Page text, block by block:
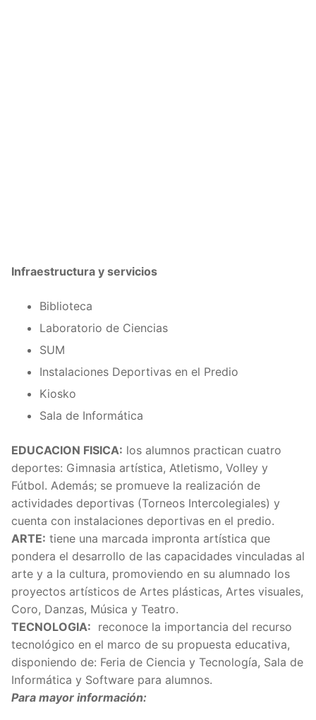
Infraestructura y servicios
Biblioteca
Laboratorio de Ciencias
SUM
Instalaciones Deportivas en el Predio
Kiosko
Sala de Informática
EDUCACION FISICA: los alumnos practican cuatro
deportes: Gimnasia artística, Atletismo, Volley y
Fútbol. Además; se promueve la realización de
actividades deportivas (Torneos Intercolegiales) y
cuenta con instalaciones deportivas en el predio.
ARTE: tiene una marcada impronta artística que
pondera el desarrollo de las capacidades vinculadas al
arte y a la cultura, promoviendo en su alumnado los
proyectos artísticos de Artes plásticas, Artes visuales,
Coro, Danzas, Música y Teatro.
TECNOLOGIA: reconoce la importancia del recurso
tecnológico en el marco de su propuesta educativa,
disponiendo de: Feria de Ciencia y Tecnología, Sala de
Informática y Software para alumnos.
Para mayor información: